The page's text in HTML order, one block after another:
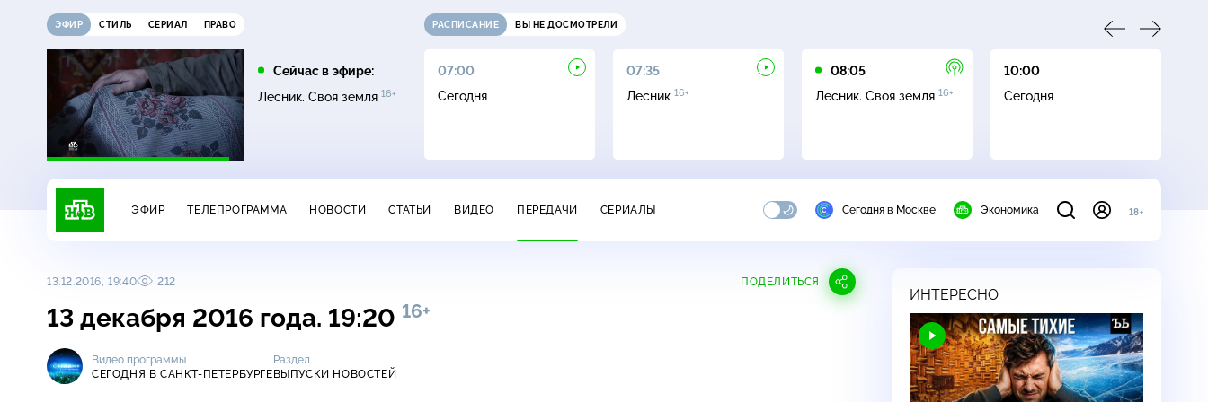
ЭФИР СТИЛЬ СЕРИАЛ ПРАВО
Сейчас в эфире:
Лесник. Своя земля 16+
РАСПИСАНИЕ ВЫ НЕ ДОСМОТРЕЛИ
05:00
Сегодня
05:25
Лесник16+
07:00
Сегодня
07:35
Лесник 16+
08:05
Лесник. Своя земля 16+
10:00
Сегодня
ЭФИР ТЕЛЕПРОГРАММА НОВОСТИ СТАТЬИ ВИДЕО ПЕРЕДАЧИ СЕРИАЛЫ Сегодня в Москве Экономика 18+
13.12.2016, 19:40 212 ПОДЕЛИТЬСЯ
13 декабря 2016 года. 19:20 16+
Видео программы
СЕГОДНЯ В САНКТ-ПЕТЕРБУРГЕ
Раздел
ВЫПУСКИ НОВОСТЕЙ
ИНТЕРЕСНО